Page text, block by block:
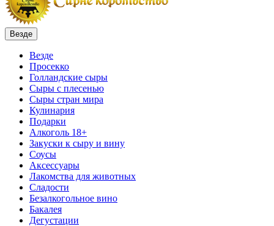
Везде
Везде
Просекко
Голландские сыры
Сыры с плесенью
Сыры стран мира
Кулинария
Подарки
Алкоголь 18+
Закуски к сыру и вину
Соусы
Аксессуары
Лакомства для животных
Сладости
Безалкогольное вино
Бакалея
Дегустации